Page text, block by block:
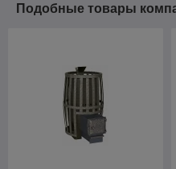
Подобные товары